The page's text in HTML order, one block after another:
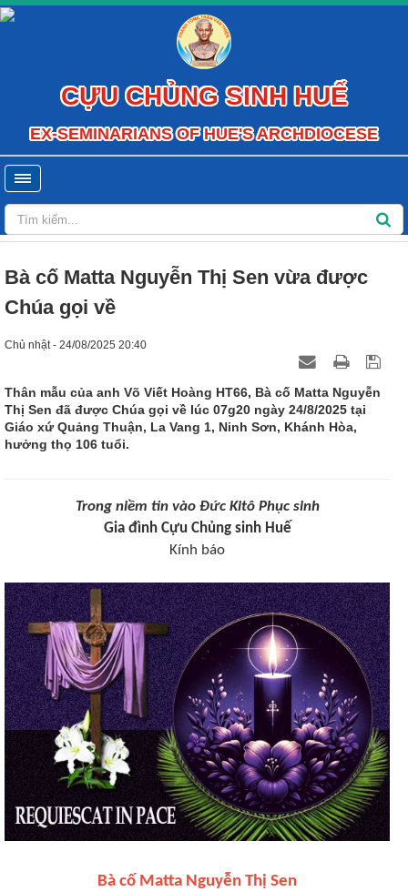
CỰU CHỦNG SINH HUẾ
EX-SEMINARIANS OF HUE'S ARCHDIOCESE
Bà cố Matta Nguyễn Thị Sen vừa được
Chúa gọi về
Chủ nhật - 24/08/2025 20:40
Thân mẫu của anh Võ Viết Hoàng HT66, Bà cố Matta Nguyễn
Thị Sen đã được Chúa gọi về lúc 07g20 ngày 24/8/2025 tại
Giáo xứ Quảng Thuận, La Vang 1, Ninh Sơn, Khánh Hòa,
hưởng thọ 106 tuổi.
Trong niềm tin vào Đức Kitô Phục sinh
Gia đình Cựu Chủng sinh Huế
Kính báo
Bà cố Matta Nguyễn Thị Sen